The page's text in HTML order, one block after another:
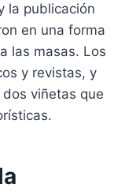
la publicación
en una forma
las masas. Los
y revistas, y
viñetas que